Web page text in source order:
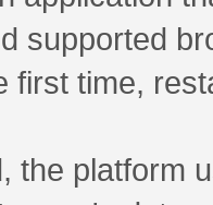
supported
first time,
the platform